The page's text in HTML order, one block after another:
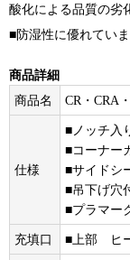
酸化による品質の劣
■防湿性に優れていま
商品詳細
商品名
CR・CRA
仕様
■ノッチ入
■コーナー
■サイドシ
■吊下げ穴
■プラマー
充填口 ■上部 ヒ